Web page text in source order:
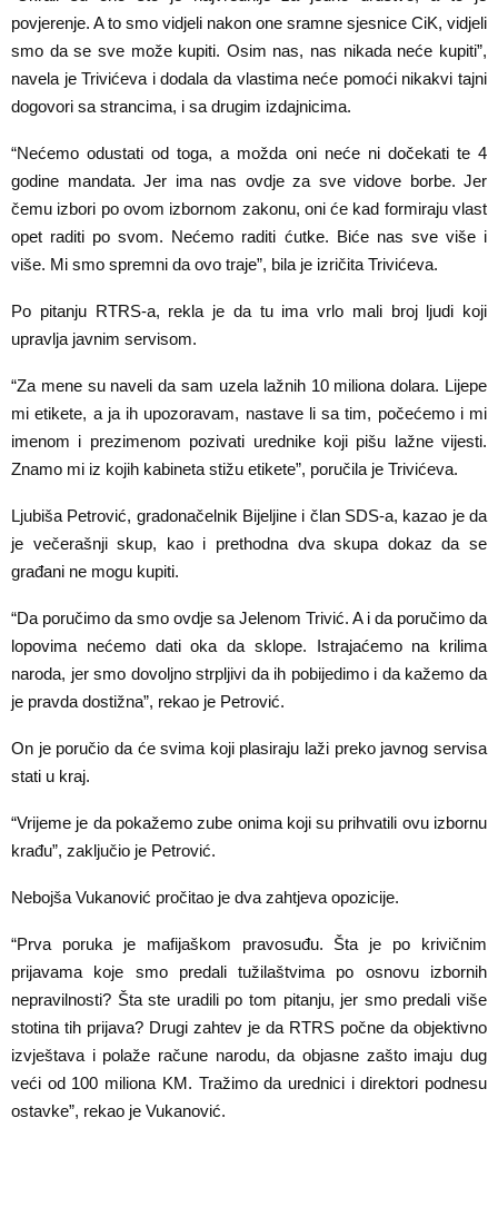
povjerenje. A to smo vidjeli nakon one sramne sjesnice CiK, vidjeli
smo da se sve može kupiti. Osim nas, nas nikada neće kupiti”,
navela je Trivićeva i dodala da vlastima neće pomoći nikakvi tajni
dogovori sa strancima, i sa drugim izdajnicima.
“Nećemo odustati od toga, a možda oni neće ni dočekati te 4
godine mandata. Jer ima nas ovdje za sve vidove borbe. Jer
čemu izbori po ovom izbornom zakonu, oni će kad formiraju vlast
opet raditi po svom. Nećemo raditi ćutke. Biće nas sve više i
više. Mi smo spremni da ovo traje”, bila je izričita Trivićeva.
Po pitanju RTRS-a, rekla je da tu ima vrlo mali broj ljudi koji
upravlja javnim servisom.
“Za mene su naveli da sam uzela lažnih 10 miliona dolara. Lijepe
mi etikete, a ja ih upozoravam, nastave li sa tim, počećemo i mi
imenom i prezimenom pozivati urednike koji pišu lažne vijesti.
Znamo mi iz kojih kabineta stižu etikete”, poručila je Trivićeva.
Ljubiša Petrović, gradonačelnik Bijeljine i član SDS-a, kazao je da
je večerašnji skup, kao i prethodna dva skupa dokaz da se
građani ne mogu kupiti.
“Da poručimo da smo ovdje sa Jelenom Trivić. A i da poručimo da
lopovima nećemo dati oka da sklope. Istrajaćemo na krilima
naroda, jer smo dovoljno strpljivi da ih pobijedimo i da kažemo da
je pravda dostižna”, rekao je Petrović.
On je poručio da će svima koji plasiraju laži preko javnog servisa
stati u kraj.
“Vrijeme je da pokažemo zube onima koji su prihvatili ovu izbornu
krađu”, zaključio je Petrović.
Nebojša Vukanović pročitao je dva zahtjeva opozicije.
“Prva poruka je mafijaškom pravosuđu. Šta je po krivičnim
prijavama koje smo predali tužilaštvima po osnovu izbornih
nepravilnosti? Šta ste uradili po tom pitanju, jer smo predali više
stotina tih prijava? Drugi zahtev je da RTRS počne da objektivno
izvještava i polaže račune narodu, da objasne zašto imaju dug
veći od 100 miliona KM. Tražimo da urednici i direktori podnesu
ostavke”, rekao je Vukanović.